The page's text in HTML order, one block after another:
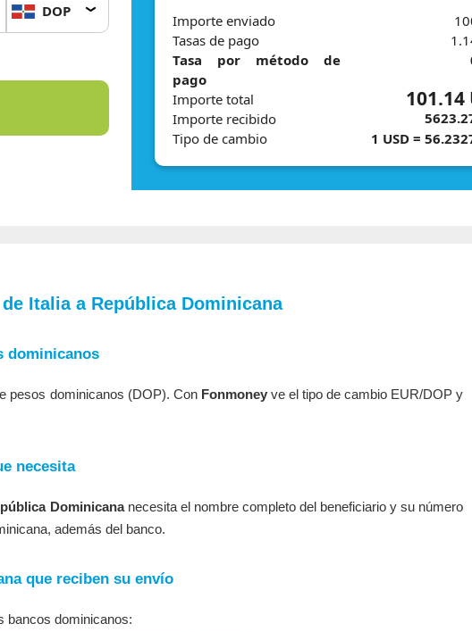
DOP
Importe enviado
Tasas de pago
Tasa por método de
pago
Importe total
Importe recibido
101.14
Tipo de cambio
1 USD =
Italia a República Dominicana
dominicanos
pesos dominicanos (DOP). Con Fonmoneyve el tipo de cambio EUR/DOP y
necesita
Dominicananecesita el nombre completo del beneficiario y su número
además del banco.
que reciben su envío
bancos dominicanos: